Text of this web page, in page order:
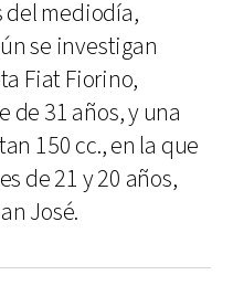
del mediodía,
se investigan
Fiat Fiorino,
31 años, y una
150 cc., en la que
de 21 y 20 años,
José.